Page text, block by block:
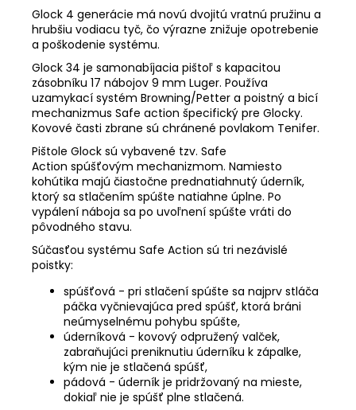
Glock 4 generácie má novú dvojitú vratnú pružinu a
hrubšiu vodiacu tyč, čo výrazne znižuje opotrebenie
a poškodenie systému.
Glock 34 je samonabíjacia pištoľ s kapacitou
zásobníku 17 nábojov 9 mm Luger. Používa
uzamykací systém Browning/Petter a poistný a bicí
mechanizmus Safe action špecifický pre Glocky.
Kovové časti zbrane sú chránené povlakom Tenifer.
Pištole Glock sú vybavené tzv. Safe
Action spúšťovým mechanizmom. Namiesto
kohútika majú čiastočne prednatiahnutý úderník,
ktorý sa stlačením spúšte natiahne úplne. Po
vypálení náboja sa po uvoľnení spúšte vráti do
pôvodného stavu.
Súčasťou systému Safe Action sú tri nezávislé
poistky:
spúšťová - pri stlačení spúšte sa najprv stláča
páčka vyčnievajúca pred spúšť, ktorá bráni
neúmyselnému pohybu spúšte,
úderníková - kovový odpružený valček,
zabraňujúci preniknutiu úderníku k zápalke,
kým nie je stlačená spúšť,
pádová - úderník je pridržovaný na mieste,
dokiaľ nie je spúšť plne stlačená.